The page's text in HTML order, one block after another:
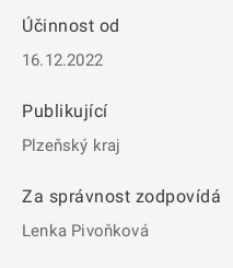
Účinnost od
16.12.2022
Publikující
Plzeňský kraj
Za správnost zodpovídá
Lenka Pivoňková